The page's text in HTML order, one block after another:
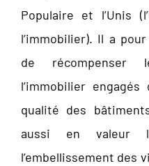
Populaire et l’Unis
l’immobilier). Il a
de récompenser
l’immobilier engagés
qualité des
aussi en valeur
l’embellissement des